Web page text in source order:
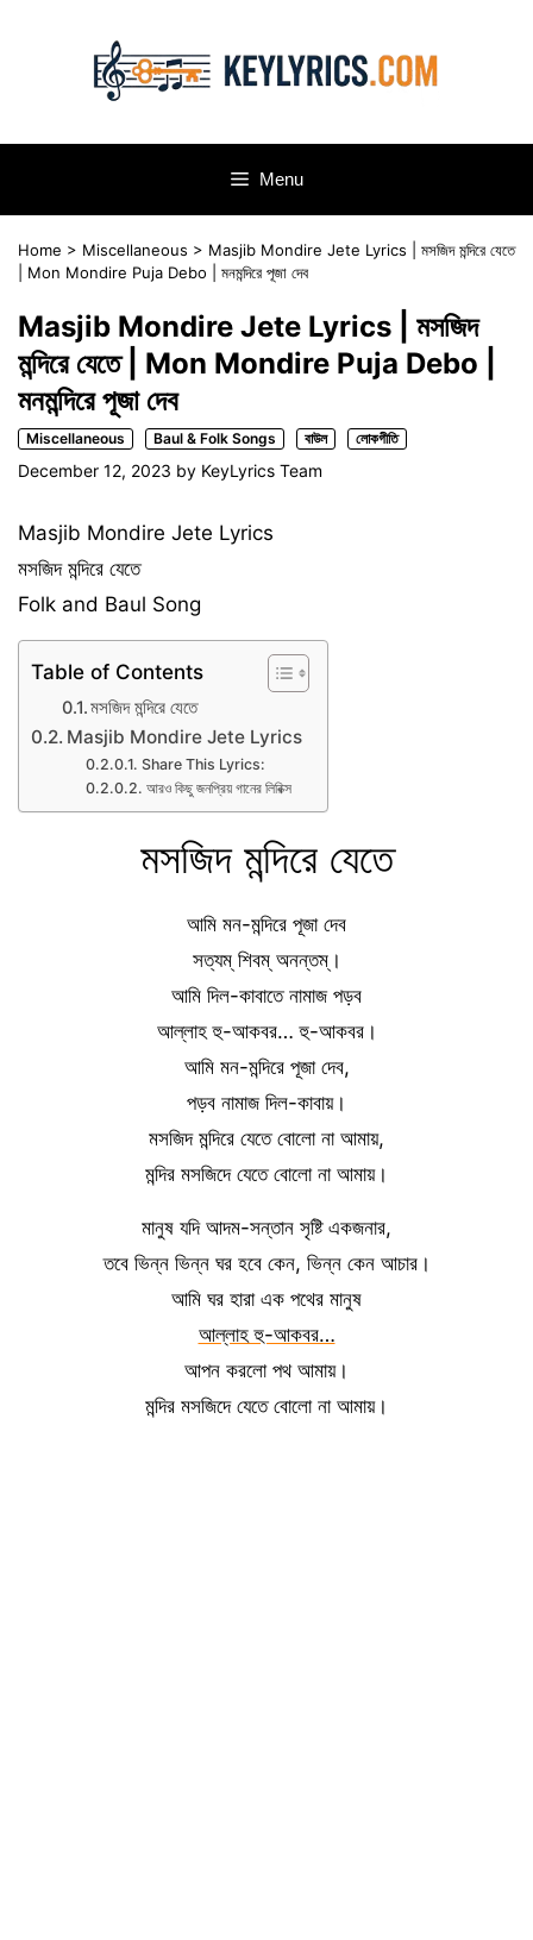
Menu
Home > Miscellaneous > Masjib Mondire Jete Lyrics | মসজিদ মন্দিরে যেতে
| Mon Mondire Puja Debo | মনমন্দিরে পূজা দেব
Masjib Mondire Jete Lyrics | মসজিদ
মন্দিরে যেতে | Mon Mondire Puja Debo |
মনমন্দিরে পূজা দেব
Miscellaneous Baul & Folk Songs বাউল লোকগীতি
December 12, 2023 by KeyLyrics Team
Masjib Mondire Jete Lyrics
মসজিদ মন্দিরে যেতে
Folk and Baul Song
Table of Contents
মসজিদ মন্দিরে যেতে
Masjib Mondire Jete Lyrics
Share This Lyrics:
আরও কিছু জনপ্রিয় গানের লিরিক্স
মসজিদ মন্দিরে যেতে
আমি মন-মন্দিরে পূজা দেব
সত্যম্ শিবম্ অনন্তম্।
আমি দিল-কাবাতে নামাজ পড়ব
আল্লাহ হু-আকবর… হু-আকবর।
আমি মন-মন্দিরে পূজা দেব,
পড়ব নামাজ দিল-কাবায়।
মসজিদ মন্দিরে যেতে বোলো না আমায়,
মন্দির মসজিদে যেতে বোলো না আমায়।
মানুষ যদি আদম-সন্তান সৃষ্টি একজনার,
তবে ভিন্ন ভিন্ন ঘর হবে কেন, ভিন্ন কেন আচার।
আমি ঘর হারা এক পথের মানুষ
আল্লাহ হু-আকবর…
আপন করলো পথ আমায়।
মন্দির মসজিদে যেতে বোলো না আমায়।